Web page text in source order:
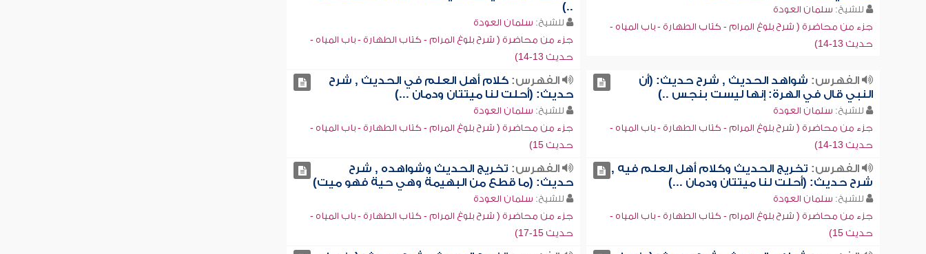
للشيخ: سلمان العودة
جزء من محاضرة ( شرح بلوغ المرام - كتاب الطهارة - باب المياه -
حديث 13-14)
..)
للشيخ: سلمان العودة
جزء من محاضرة ( شرح بلوغ المرام - كتاب الطهارة - باب المياه -
حديث 13-14)
الفهرس: شواهد الحديث , شرح حديث: (أن
النبي قال في الهرة: إنها ليست بنجس ..)
للشيخ: سلمان العودة
جزء من محاضرة ( شرح بلوغ المرام - كتاب الطهارة - باب المياه -
حديث 13-14)
الفهرس: كلام أهل العلم في الحديث , شرح
حديث: (أحلت لنا ميتتان ودمان ...)
للشيخ: سلمان العودة
جزء من محاضرة ( شرح بلوغ المرام - كتاب الطهارة - باب المياه -
حديث 15)
الفهرس: تخريج الحديث وكلام أهل العلم فيه ,
شرح حديث: (أحلت لنا ميتتان ودمان ...)
للشيخ: سلمان العودة
جزء من محاضرة ( شرح بلوغ المرام - كتاب الطهارة - باب المياه -
حديث 15)
الفهرس: تخريج الحديث وشواهده , شرح
حديث: (ما قطع من البهيمة وهي حية فهو ميت)
للشيخ: سلمان العودة
جزء من محاضرة ( شرح بلوغ المرام - كتاب الطهارة - باب المياه -
حديث 15-17)